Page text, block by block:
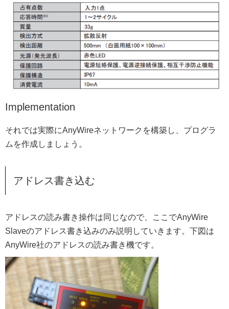
Implementation
それでは実際にAnyWireネットワークを構築し、プログラ
ムを作成しましょう。
アドレス書き込む
アドレスの読み書き操作は同じなので、ここでAnyWire
Slaveのアドレス書き込みのみ説明していきます。下図は
AnyWire社のアドレスの読み書き機です。